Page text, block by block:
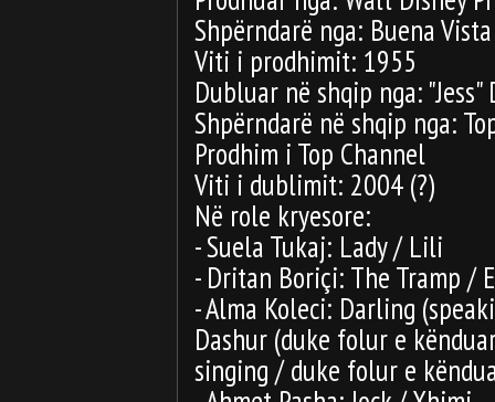
Shpërndarë nga: Buena
Viti i prodhimit: 1955
Dubluar në shqip nga: "Jess"
Shpërndarë në shqip nga:
Prodhim i Top Channel
Viti i dublimit: 2004 (?)
Në role kryesore:
- Suela Tukaj: Lady / Lili
- Dritan Boriçi: The Tramp /
- Alma Koleci: Darling
Dashur (duke folur e
singing / duke folur e